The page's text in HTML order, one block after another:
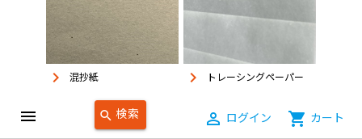
menu search 検索 person_outline ログイン shopping_cart カート
keyboard_arrow_right 混抄紙 keyboard_arrow_right トレーシングペーパー